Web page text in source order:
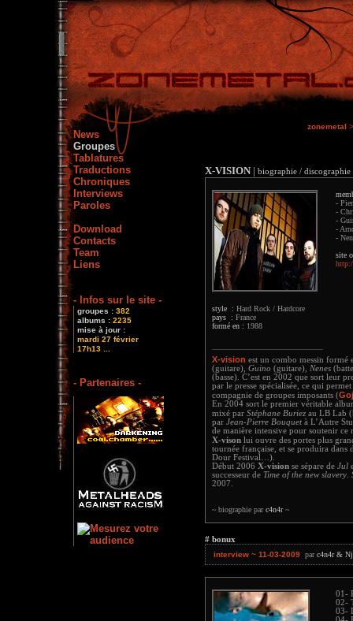
News
Groupes
Tablatures
Traductions
Chroniques
Interviews
Paroles
Download
Contacts
Team
Liens
- Infos sur le site -
groupes : 382
albums : 2235
mise à jour :
mardi 27 février
17h13 ...
- Partenaires -
zonemetal >
X-VISION | biographie /
style : Hard Rock / Hardcore
pays : France
formé en : 1988
-
-
-
-
-
site
X-vision est un combo messin
(guitare), Guino (guitare), Nenes
(basse). C’est en 2002 que sort leur
par le presse spécialisée, ce qui
compagnie de groupes imposants (
En 2004 sort le premier véritable
mixé par Stéphane Buriez au LB Lab (
par Jean-Pierre Bouquet à L’Autre
de manière intensive pour soutenir
X-vison lui ouvre des portes plus
tournée française, et se produira
Dour Festival…).
Début 2006 X-vision se sépare de Jul
successeur de Time of the new slavery
2007.
~ biographie parc4n4r~
# bonux
interview ~ 11-03-2009 parc4n4r &
01-
02-
03-